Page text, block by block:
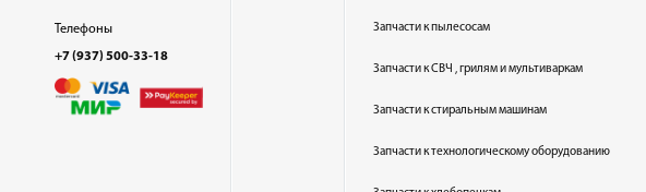
Телефоны
+7 (937) 500-33-18
Запчасти к пылесосам
Запчасти к СВЧ , грилям и мультиваркам
Запчасти к стиральным машинам
Запчасти к технологическому оборудованию